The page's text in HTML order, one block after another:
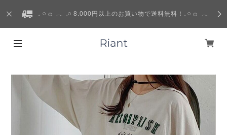
𓈒 𓏸 𓐍 𓂃 𓈒𓏸 8.000円以上のお買い物で送料無料！𓈒 𓏸 𓐍 𓂃